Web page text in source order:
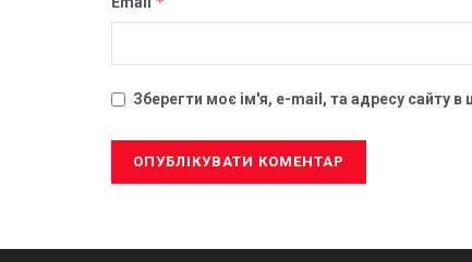
Зберегти моє ім'я, e-mail, та адресу сайту